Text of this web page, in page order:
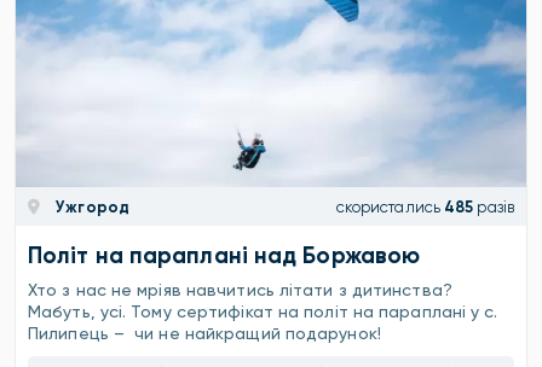
Ужгород скористались 485 разів
Політ на параплані над Боржавою
Хто з нас не мріяв навчитись літати з дитинства?
Мабуть, усі. Тому сертифікат на політ на параплані у с.
Пилипець – чи не найкращий подарунок!